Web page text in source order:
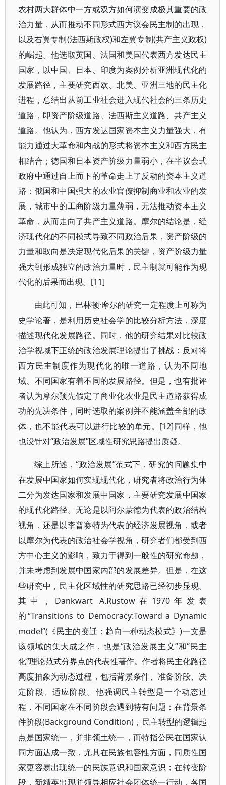
农村两大群体中一方或双方如何演变成极其重要的政
治力量，从而推动不同形式西方议会民主制的出现，
以及右翼专制(法西斯政权)和左翼专制(共产主义政权)
的崛起。他选取英国、法国和美国代表西方发达民主
国家，以中国、日本、印度为案例分析亚洲现代化的
发展路径，主要研究西欧、北美、亚洲三地的民主化
进程，总结出从前工业社会进入现代社会的三条历史
道路，即资产阶级道路、法西斯主义道路、共产主义
道路。他认为，西方发达国家资本主义力量强大，有
能力通过大革命和内战的形式将资本主义和西方民主
相结合；德国和日本资产阶级力量弱小，在半议会式
政府中通过自上而下的革命走上了反动的资本主义道
路；俄国和中国强大的农业官僚抑制商业和农业的发
展，城市中的工商阶级力量薄弱，无法推动资本主义
革命，从而走向了共产主义道路。摩尔的结论是，经
济现代化的不同模式导致不同政治后果，资产阶级的
力量和取向是决定现代化后果的关键，资产阶级力量
强大到形成独立的政治力量时，民主制就可能作为现
代化的后果而出现。[11]
由此可知，巴林顿·摩尔的研究一定程度上可称为
史学论著，是利用历史社会学的比较分析方法，深度
描述现代化发展路径。同时，他的研究结果对比较政
治学视域下正统的政治发展理论提出了挑战：反对将
西方民主制度作为现代化的唯一道路，认为不同地
域、不同国家有着不同的发展路径。但是，也有批评
者认为摩尔预先假定了商业化农业是民主道路获得成
功的先决条件，同时选取的案例并不能涵盖全部的政
体，也不能代表可以进行比较的单元。[12]同样，他
也没针对“政治发展”区域性研究思路提出质疑。
综上所述，“政治发展”范式下，研究的问题集中
在发展中国家如何实现现代化，研究者将政治行为体
二分为发达国家和发展中国家，主要研究发展中国家
的现代化路径。无论是以阿尔蒙德为代表的政治结构
视角，还是以李普赛特为代表的经济发展视角，或者
以摩尔为代表的政治社会学视角，研究者们都受到西
方中心主义的影响，致力于得到一般性的研究命题，
并未考虑到发展中国家内部的发展差异。但是，在这
些研究中，民主化区域性的研究思路已经初步显现。
其中，Dankwart A.Rustow在1970年发表
的“Transitions to Democracy:Toward a Dynamic
model”(《民主的变迁：趋向一种动态模式》)一文是
该领域的集大成之作，也是“政治发展主义”和“民主
化”理论范式分界点的代表性著作。作者将民主化路径
高度抽象为动态过程，包括背景条件、准备阶段、决
定阶段、适应阶段。他强调民主转型是一个动态过
程，不同国家在不同阶段会遇到特有问题：在背景条
件阶段(Background Condition)，民主转型的逻辑起
点是国家统一，并非领土统一，而特指公民在国家认
同方面达成一致，尤其在民族包容性方面，同质性国
家更容易出现统一的民族意识和国家意识；在转变阶
段，新精英出现并领导相应社会团体统一行动，各国